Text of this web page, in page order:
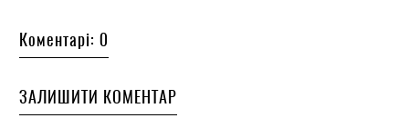
Коментарі: 0
ЗАЛИШИТИ КОМЕНТАР